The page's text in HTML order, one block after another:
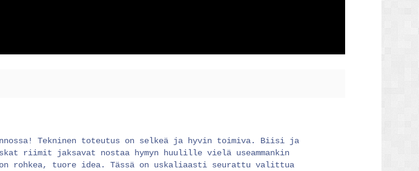
Tekninen toteutus on selkeä ja hyvin toimiva. Biisi ja
riimit jaksavat nostaa hymyn huulille vielä useammankin
rohkea, tuore idea. Tässä on uskaliaasti seurattu valittua